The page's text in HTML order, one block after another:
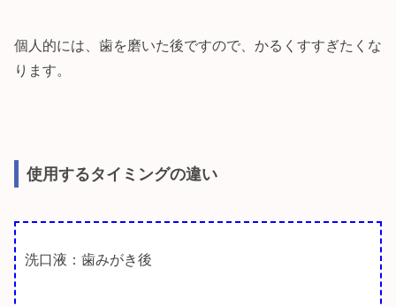
個人的には、歯を磨いた後ですので、かるくすすぎたくな
ります。
使用するタイミングの違い
洗口液：歯みがき後